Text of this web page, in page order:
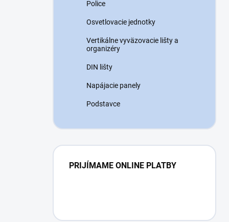
Police
Osvetlovacie jednotky
Vertikálne vyväzovacie lišty a
organizéry
DIN lišty
Napájacie panely
Podstavce
PRIJÍMAME ONLINE PLATBY